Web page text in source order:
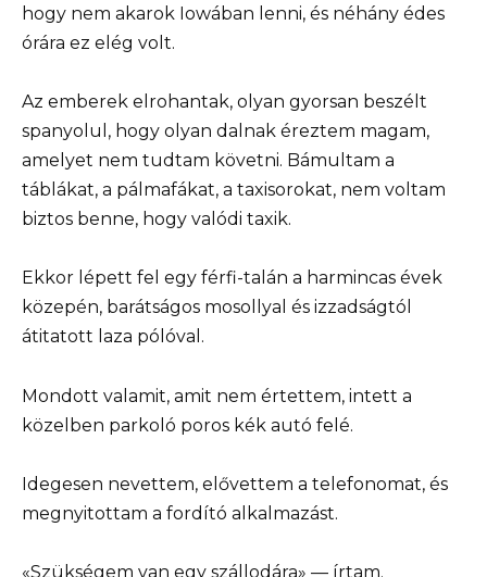
hogy nem akarok Iowában lenni, és néhány édes
órára ez elég volt.
Az emberek elrohantak, olyan gyorsan beszélt
spanyolul, hogy olyan dalnak éreztem magam,
amelyet nem tudtam követni. Bámultam a
táblákat, a pálmafákat, a taxisorokat, nem voltam
biztos benne, hogy valódi taxik.
Ekkor lépett fel egy férfi-talán a harmincas évek
közepén, barátságos mosollyal és izzadságtól
átitatott laza pólóval.
Mondott valamit, amit nem értettem, intett a
közelben parkoló poros kék autó felé.
Idegesen nevettem, elővettem a telefonomat, és
megnyitottam a fordító alkalmazást.
«Szükségem van egy szállodára» — írtam.